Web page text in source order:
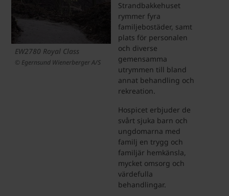
EW2780 Royal Class
© Egernsund Wienerberger A/S
Strandbakkehuset
rymmer fyra
familjebostäder, samt
plats för personalen
och diverse
gemensamma
utrymmen till bland
annat behandling och
rekreation.
Hospicet erbjuder de
svårt sjuka barn och
ungdomarna med
familj en trygg och
familjär hemkänsla,
mycket omsorg och
värdefulla
behandlingar.